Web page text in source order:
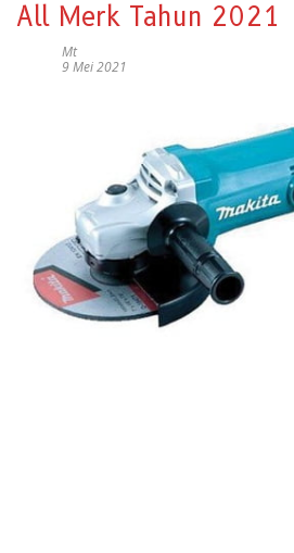
All Merk Tahun 2021
Mt
9 Mei 2021